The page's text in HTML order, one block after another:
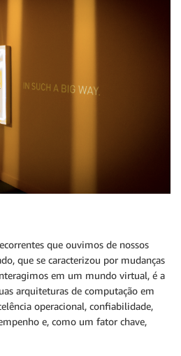
que ouvimos de nossos
que se caracterizou por mudanças
em um mundo virtual, é a
arquiteturas de computação em
operacional, confiabilidade,
e, como um fator chave,